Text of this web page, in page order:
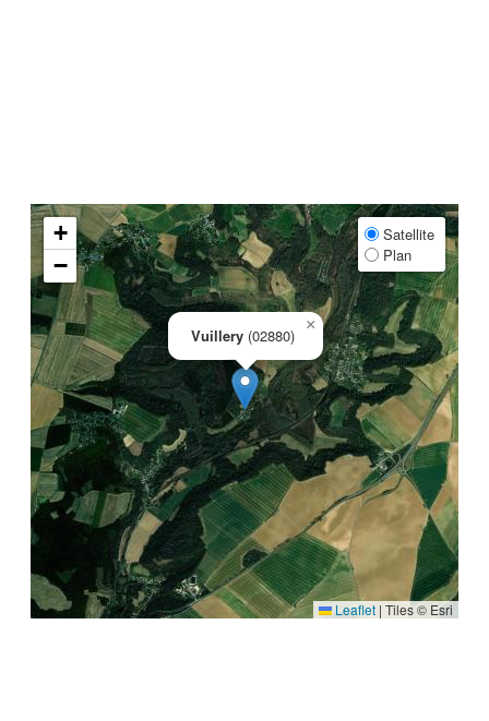
Vuillery (02880)
×
+
−
Satellite
Plan
Leaflet | Tiles © Esri